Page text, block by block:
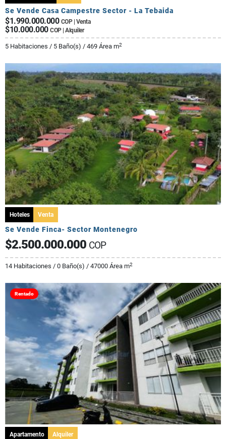
Se Vende Casa Campestre Sector - La Tebaida
$1.990.000.000 COP | Venta
$10.000.000 COP | Alquiler
5 Habitaciones / 5 Baño(s) / 469 Área m2
Hoteles Venta
Se Vende Finca- Sector Montenegro
$2.500.000.000 COP
14 Habitaciones / 0 Baño(s) / 47000 Área m2
Rentado
Apartamento Alquiler